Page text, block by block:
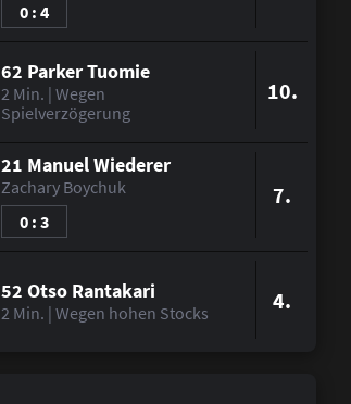
0 : 4
62 Parker Tuomie
2 Min. | Wegen
Spielverzögerung
10.
21 Manuel Wiederer
Zachary Boychuk
0 : 3
7.
52 Otso Rantakari
2 Min. | Wegen hohen Stocks 4.